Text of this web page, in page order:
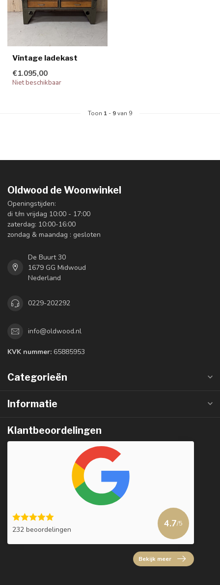
Vintage ladekast
€1.095,00
Niet beschikbaar
Toon 1 - 9van 9
Oldwood de Woonwinkel
Openingstijden:
di t/m vrijdag 10:00 - 17:00
zaterdag: 10:00-16:00
zondag & maandag : gesloten
De Buurt 30
1679 GG Midwoud
Nederland
0229-202292
info@oldwood.nl
KVK nummer: 65885953
Categorieën
Informatie
Klantbeoordelingen
232 beoordelingen
4.7/5
Bekijk meer